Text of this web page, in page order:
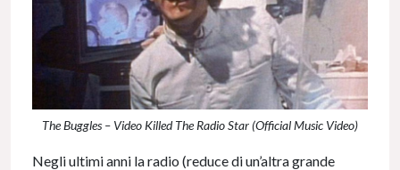
The Buggles – Video Killed The Radio Star (Official Music Video)
Negli ultimi anni la radio (reduce di un’altra grande